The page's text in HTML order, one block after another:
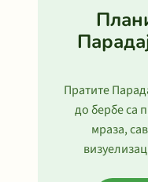
Пратите
до бербе са
мраза,